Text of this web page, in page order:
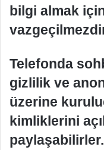
bilgi almak
Telefonda
gizlilik ve
üzerine
kimliklerini